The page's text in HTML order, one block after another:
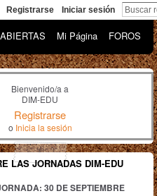
Registrarse Iniciar sesión
Mi Página FOROS
Bienvenido/a a
DIM-EDU
Registrarse
o Inicia la sesión
LAS JORNADAS DIM-EDU
30 DE SEPTIEMBRE